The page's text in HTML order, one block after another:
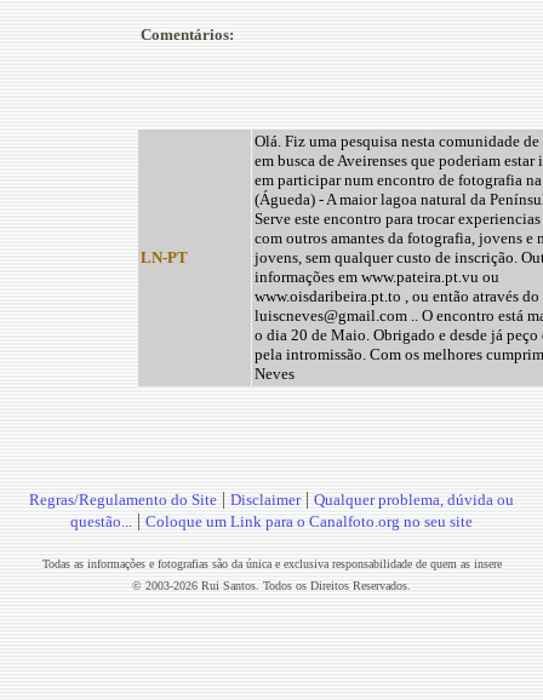
Comentários:
LN-PT
Olá. Fiz uma pesquisa nesta comunidade
em busca de Aveirenses que poderiam estar
em participar num encontro de fotografia
(Águeda) - A maior lagoa natural da
Serve este encontro para trocar
com outros amantes da fotografia, jovens e
jovens, sem qualquer custo de inscrição.
informações em www.pateira.pt.vu ou
www.oisdaribeira.pt.to , ou então através
luiscneves@gmail.com .. O encontro está
o dia 20 de Maio. Obrigado e desde já peço
pela intromissão. Com os melhores
Neves
Regras/Regulamento do Site | Disclaimer| Qualquer problema, dúvida ou
questão... | Coloque um Link para o Canalfoto.org no seu site
Todas as informações e fotografias são da única e exclusiva responsabilidade de quem as insere
© 2003-2026 Rui Santos. Todos os Direitos Reservados.